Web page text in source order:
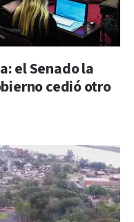
el Senado la
cedió otro